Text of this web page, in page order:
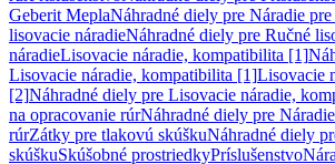
Geberit MeplaNáhradné diely pre Náradie
lisovacie náradieNáhradné diely pre Ručné
náradieLisovacie náradie, kompatibilita [1]
Lisovacie náradie, kompatibilita [1]Lisovacie
[2]Náhradné diely pre Lisovacie náradie,
na opracovanie rúrNáhradné diely pre
rúrZátky pre tlakovú skúškuNáhradné diely
skúškuSkúšobné prostriedkyPríslušenstvo